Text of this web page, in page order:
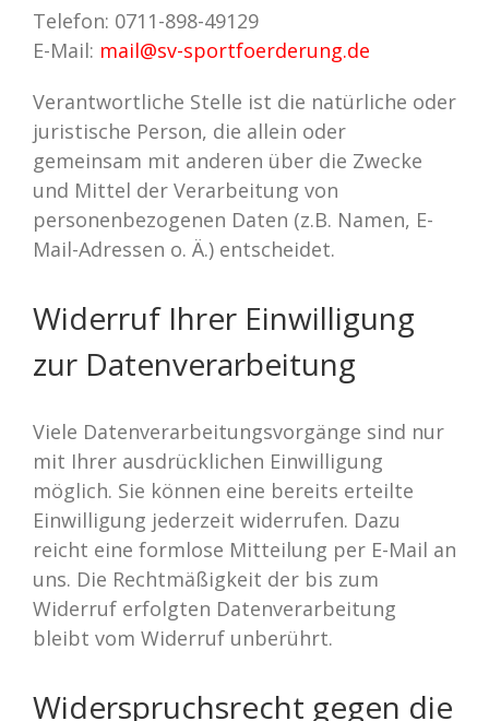
Telefon: 0711-898-49129
E-Mail: mail@sv-sportfoerderung.de
Verantwortliche Stelle ist die natürliche oder
juristische Person, die allein oder
gemeinsam mit anderen über die Zwecke
und Mittel der Verarbeitung von
personenbezogenen Daten (z.B. Namen, E-
Mail-Adressen o. Ä.) entscheidet.
Widerruf Ihrer Einwilligung
zur Datenverarbeitung
Viele Datenverarbeitungsvorgänge sind nur
mit Ihrer ausdrücklichen Einwilligung
möglich. Sie können eine bereits erteilte
Einwilligung jederzeit widerrufen. Dazu
reicht eine formlose Mitteilung per E-Mail an
uns. Die Rechtmäßigkeit der bis zum
Widerruf erfolgten Datenverarbeitung
bleibt vom Widerruf unberührt.
Widerspruchsrecht gegen die